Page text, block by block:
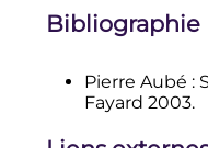
Bibliographie
Pierre Aubé :
Fayard 2003.